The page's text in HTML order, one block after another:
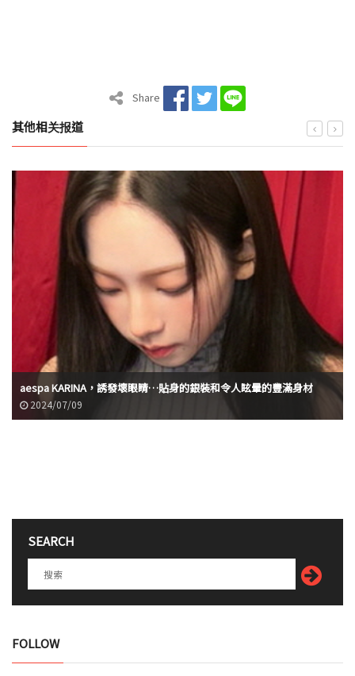
Share
其他相关报道
aespa KARINA，誘發壞眼睛…貼身的銀裝和令人眩暈的豐滿身材
2024/07/09
SEARCH
FOLLOW